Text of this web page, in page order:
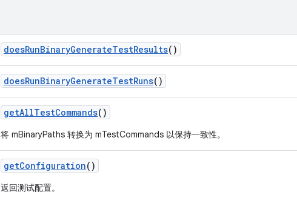
doesRunBinaryGenerateTestResults()
doesRunBinaryGenerateTestRuns()
getAllTestCommands()
将 mBinaryPaths 转换为 mTestCommands 以保持一致性。
getConfiguration()
返回测试配置。